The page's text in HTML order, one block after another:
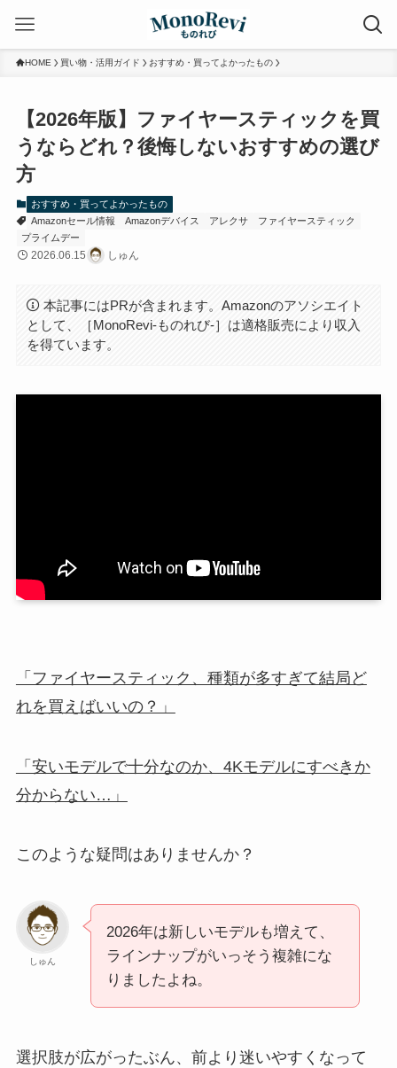
HOME 買い物・活用ガイド おすすめ・買ってよかったもの
【2026年版】ファイヤースティックを買
うならどれ？後悔しないおすすめの選び
方
おすすめ・買ってよかったもの
Amazonセール情報
Amazonデバイス アレクサ
ファイヤースティック
プライムデー
2026.06.15 しゅん
本記事にはPRが含まれます。Amazonのアソシエイト
として、［MonoRevi-ものれび-］は適格販売により収入
を得ています。
「ファイヤースティック、種類が多すぎて結局ど
れを買えばいいの？」
「安いモデルで十分なのか、4Kモデルにすべきか
分からない…」
このような疑問はありませんか？
しゅん
2026年は新しいモデルも増えて、
ラインナップがいっそう複雑にな
りましたよね。
選択肢が広がったぶん、前より迷いやすくなって